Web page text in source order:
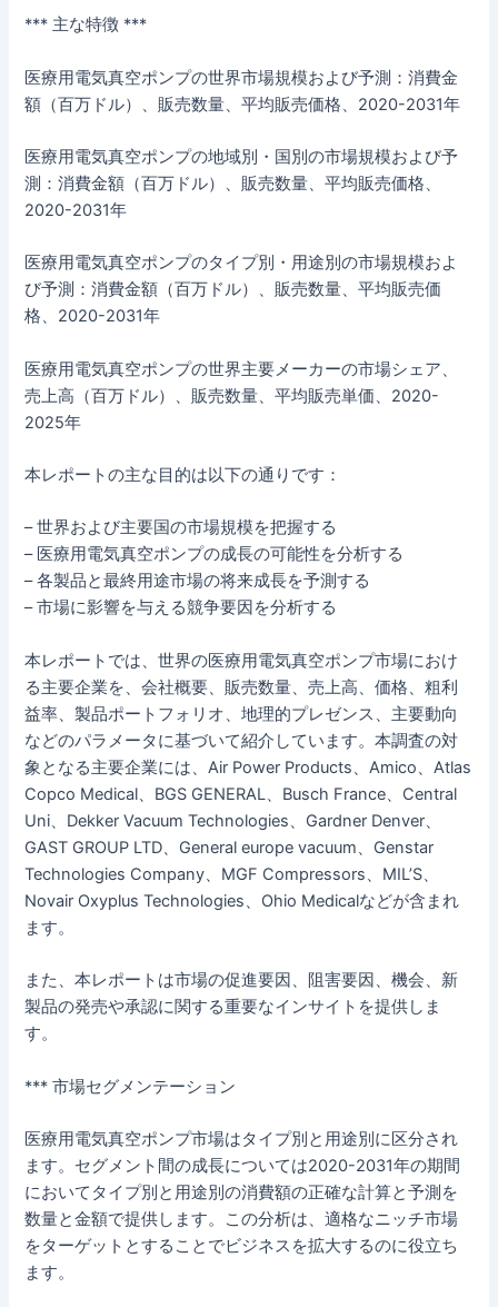
*** 主な特徴 ***
医療用電気真空ポンプの世界市場規模および予測：消費金
額（百万ドル）、販売数量、平均販売価格、2020-2031年
医療用電気真空ポンプの地域別・国別の市場規模および予
測：消費金額（百万ドル）、販売数量、平均販売価格、
2020-2031年
医療用電気真空ポンプのタイプ別・用途別の市場規模およ
び予測：消費金額（百万ドル）、販売数量、平均販売価
格、2020-2031年
医療用電気真空ポンプの世界主要メーカーの市場シェア、
売上高（百万ドル）、販売数量、平均販売単価、2020-
2025年
本レポートの主な目的は以下の通りです：
– 世界および主要国の市場規模を把握する
– 医療用電気真空ポンプの成長の可能性を分析する
– 各製品と最終用途市場の将来成長を予測する
– 市場に影響を与える競争要因を分析する
本レポートでは、世界の医療用電気真空ポンプ市場におけ
る主要企業を、会社概要、販売数量、売上高、価格、粗利
益率、製品ポートフォリオ、地理的プレゼンス、主要動向
などのパラメータに基づいて紹介しています。本調査の対
象となる主要企業には、Air Power Products、Amico、Atlas
Copco Medical、BGS GENERAL、Busch France、Central
Uni、Dekker Vacuum Technologies、Gardner Denver、
GAST GROUP LTD、General europe vacuum、Genstar
Technologies Company、MGF Compressors、MIL’S、
Novair Oxyplus Technologies、Ohio Medicalなどが含まれ
ます。
また、本レポートは市場の促進要因、阻害要因、機会、新
製品の発売や承認に関する重要なインサイトを提供しま
す。
*** 市場セグメンテーション
医療用電気真空ポンプ市場はタイプ別と用途別に区分され
ます。セグメント間の成長については2020-2031年の期間
においてタイプ別と用途別の消費額の正確な計算と予測を
数量と金額で提供します。この分析は、適格なニッチ市場
をターゲットとすることでビジネスを拡大するのに役立ち
ます。